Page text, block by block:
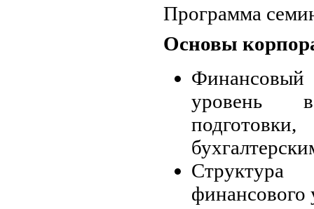
Программа
Основы
Финансовый
уровень
финансового